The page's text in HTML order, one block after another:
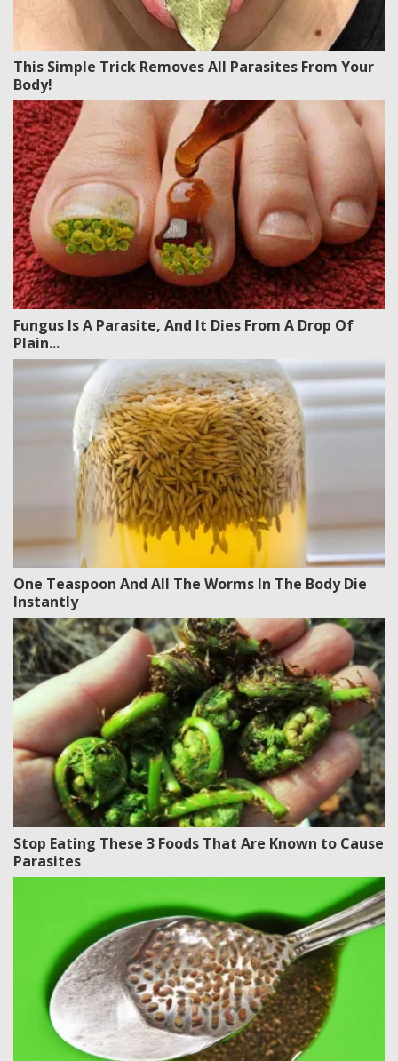
This Simple Trick Removes All Parasites From Your
Body!
Fungus Is A Parasite, And It Dies From A Drop Of
Plain...
One Teaspoon And All The Worms In The Body Die
Instantly
Stop Eating These 3 Foods That Are Known to Cause
Parasites